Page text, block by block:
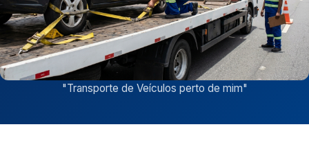
"Transporte de Veículos perto de mim"